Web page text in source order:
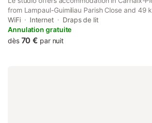
from Lampaul-Guimiliau Parish Close and 49
Thégonnec Parish Close. Both free WiFi and
accessible at the apartment free of charge.
WiFi Internet
Draps de lit
Annulation gratuite
dès 70 € par nuit